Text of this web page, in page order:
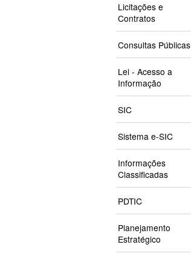
Licitações e
Contratos
Consultas Públicas
Lei - Acesso a
Informação
SIC
Sistema e-SIC
Informações
Classificadas
PDTIC
Planejamento
Estratégico